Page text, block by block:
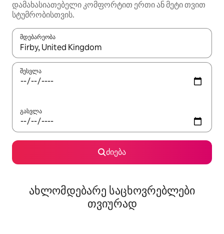
დამახასიათებელი კომფორტით ერთი ან მეტი თვით
სტუმრობისთვის.
მდებარეობა
როცა შედეგები ხელმისაწვდომი გახდება, ნავიგაციისთვის
შესვლა
გასვლა
ძიება
ახლომდებარე საცხოვრებლები
თვიურად